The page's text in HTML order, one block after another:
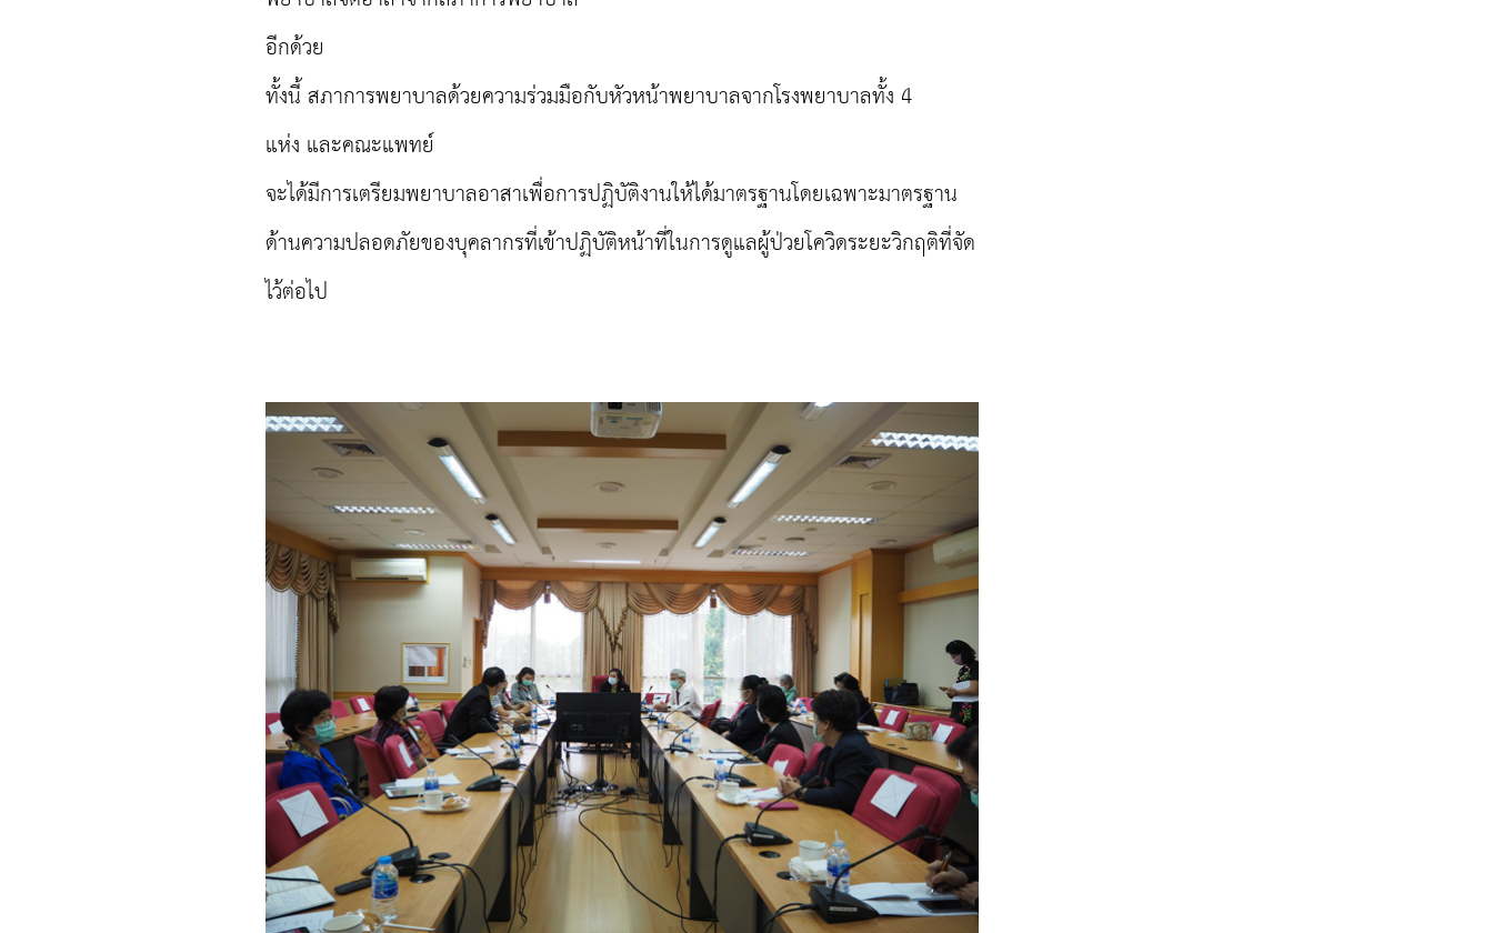
อีกด้วย
ทั้งนี้ สภาการพยาบาลด้วยความร่วมมือกับหัวหน้าพยาบาลจากโรงพยาบาลทั้ง 4
แห่ง และคณะแพทย์
จะได้มีการเตรียมพยาบาลอาสาเพื่อการปฏิบัติงานให้ได้มาตรฐานโดยเฉพาะมาตรฐาน
ด้านความปลอดภัยของบุคลากรที่เข้าปฏิบัติหน้าที่ในการดูแลผู้ป่วยโควิดระยะวิกฤติที่จัด
ไว้ต่อไป